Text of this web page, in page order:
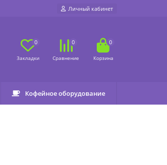
Личный кабинет
0 0 0
Кофейное оборудование